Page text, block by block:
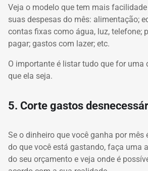
Veja o modelo que tem mais
suas despesas do mês: alimentação;
contas fixas como água, luz, telefone;
pagar; gastos com lazer; etc.
O importante é listar tudo que for uma
que ela seja.
5. Corte gastos
Se o dinheiro que você ganha por mês
do que você está gastando, faça uma
do seu orçamento e veja onde é